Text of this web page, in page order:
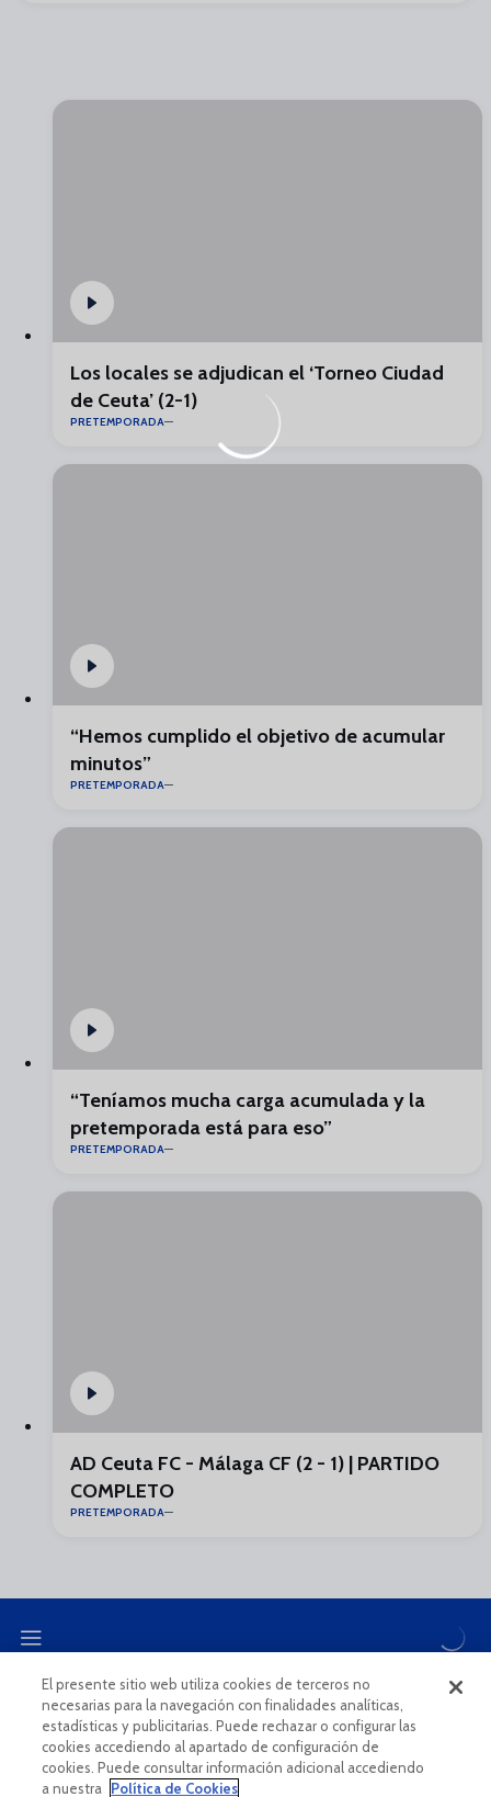
Los locales se adjudican el ‘Torneo Ciudad
de Ceuta’ (2-1)
PRETEMPORADA
“Hemos cumplido el objetivo de acumular
minutos”
PRETEMPORADA
“Teníamos mucha carga acumulada y la
pretemporada está para eso”
PRETEMPORADA
AD Ceuta FC - Málaga CF (2 - 1) | PARTIDO
COMPLETO
PRETEMPORADA
CANAL ÉTICO
El presente sitio web utiliza cookies de terceros no
necesarias para la navegación con finalidades analíticas,
estadísticas y publicitarias. Puede rechazar o configurar las
cookies accediendo al apartado de configuración de
cookies. Puede consultar información adicional accediendo
a nuestra
Política de Cookies